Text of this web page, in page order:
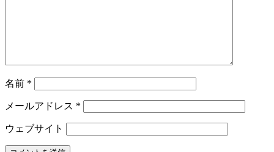
名前 *
メールアドレス *
ウェブサイト